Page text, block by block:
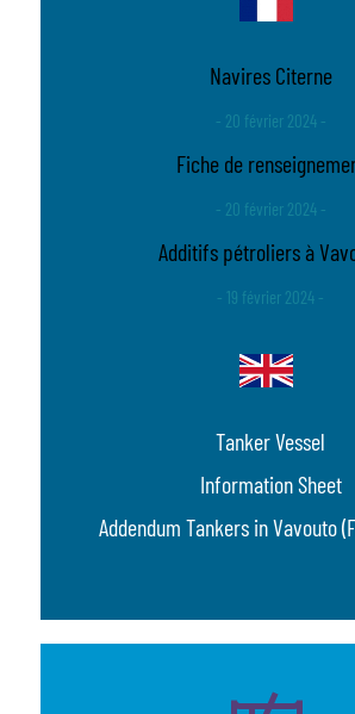
Navires Citerne
- 20 février 2024 -
Fiche de
- 20 février 2024 -
Additifs pétroliers à
- 19 février 2024 -
Tanker Vessel
Information Sheet
Addendum Tankers in Vavouto